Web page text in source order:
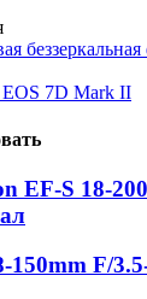
7D Mark II
EF-S 18-
150mm F/